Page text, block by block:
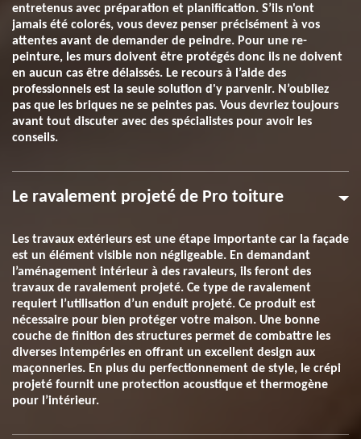
entretenus avec préparation et planification. S’ils n'ont
jamais été colorés, vous devez penser précisément à vos
attentes avant de demander de peindre. Pour une re-
peinture, les murs doivent être protégés donc ils ne doivent
en aucun cas être délaissés. Le recours à l’aide des
professionnels est la seule solution d'y parvenir. N’oubliez
pas que les briques ne se peintes pas. Vous devriez toujours
avant tout discuter avec des spécialistes pour avoir les
conseils.
Le ravalement projeté de Pro toiture
Les travaux extérieurs est une étape importante car la façade
est un élément visible non négligeable. En demandant
l’aménagement intérieur à des ravaleurs, ils feront des
travaux de ravalement projeté. Ce type de ravalement
requiert l’utilisation d’un enduit projeté. Ce produit est
nécessaire pour bien protéger votre maison. Une bonne
couche de finition des structures permet de combattre les
diverses intempéries en offrant un excellent design aux
maçonneries. En plus du perfectionnement de style, le crépi
projeté fournit une protection acoustique et thermogène
pour l’intérieur.